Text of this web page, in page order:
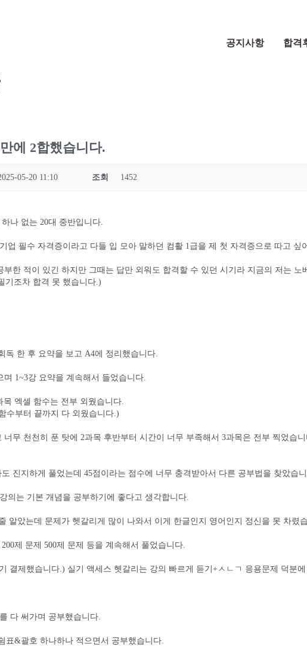
공지사항 합격
에 2합했습니다.
05-20 11:10 조회 1452
나 없는 20대 중반입니다.
업 필수 자격증이라고 다들 입 모아 말하던 컴활 1급을 제 첫 자격증으로 따고 싶
부한 적이 있긴 하지만 그때는 답만 외워도 합격할 수 있던 시기라 지금의 저는 노
기조차 합격 못 했습니다.)
독 한 후 요약을 보고 A4에 정리했습니다.
1~3강 요약을 계속해서 들었습니다.
엑셀 함수는 전부 외웠습니다.
수부터 끝까지 다 외웠습니다.)
무 천천히 푼 탓에 2과목 후반부터 시간이 너무 부족해서 3과목은 전부 찍었습니
진지하게 풀었는데 45점이라는 점수에 너무 충격받아서 다른 공부법을 찾았습
의는 기본 개념을 공부하기에 좋다고 생각합니다.
알았는데 문제가 헷갈리게 많이 나와서 이게 한글인지 영어인지 정신을 못 차렸
제 문제 500제 문제 등을 계속해서 풀었습니다.
결제했습니다.) 실기 액세스 헷갈리는 강의 빠르게 듣기+ㅅㄴㄱ 응용문제 덕분
다 써가며 공부했습니다.
표&괄호 하나하나 적으면서 공부했습니다.